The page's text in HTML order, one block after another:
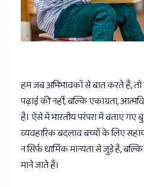
हम जब अभिभावकों से बात करते हैं,
पढ़ाई की नहीं, बल्कि एकाग्रता,
है। ऐसे में भारतीय परंपरा में बताए
व्यवहारिक बदलाव बच्चों के लिए
न सिर्फ धार्मिक मान्यता से जुड़े हैं,
माने जाते हैं।